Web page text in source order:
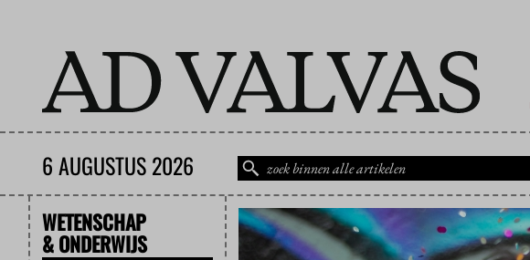
6 AUGUSTUS 2026
WETENSCHAP
& ONDERWIJS